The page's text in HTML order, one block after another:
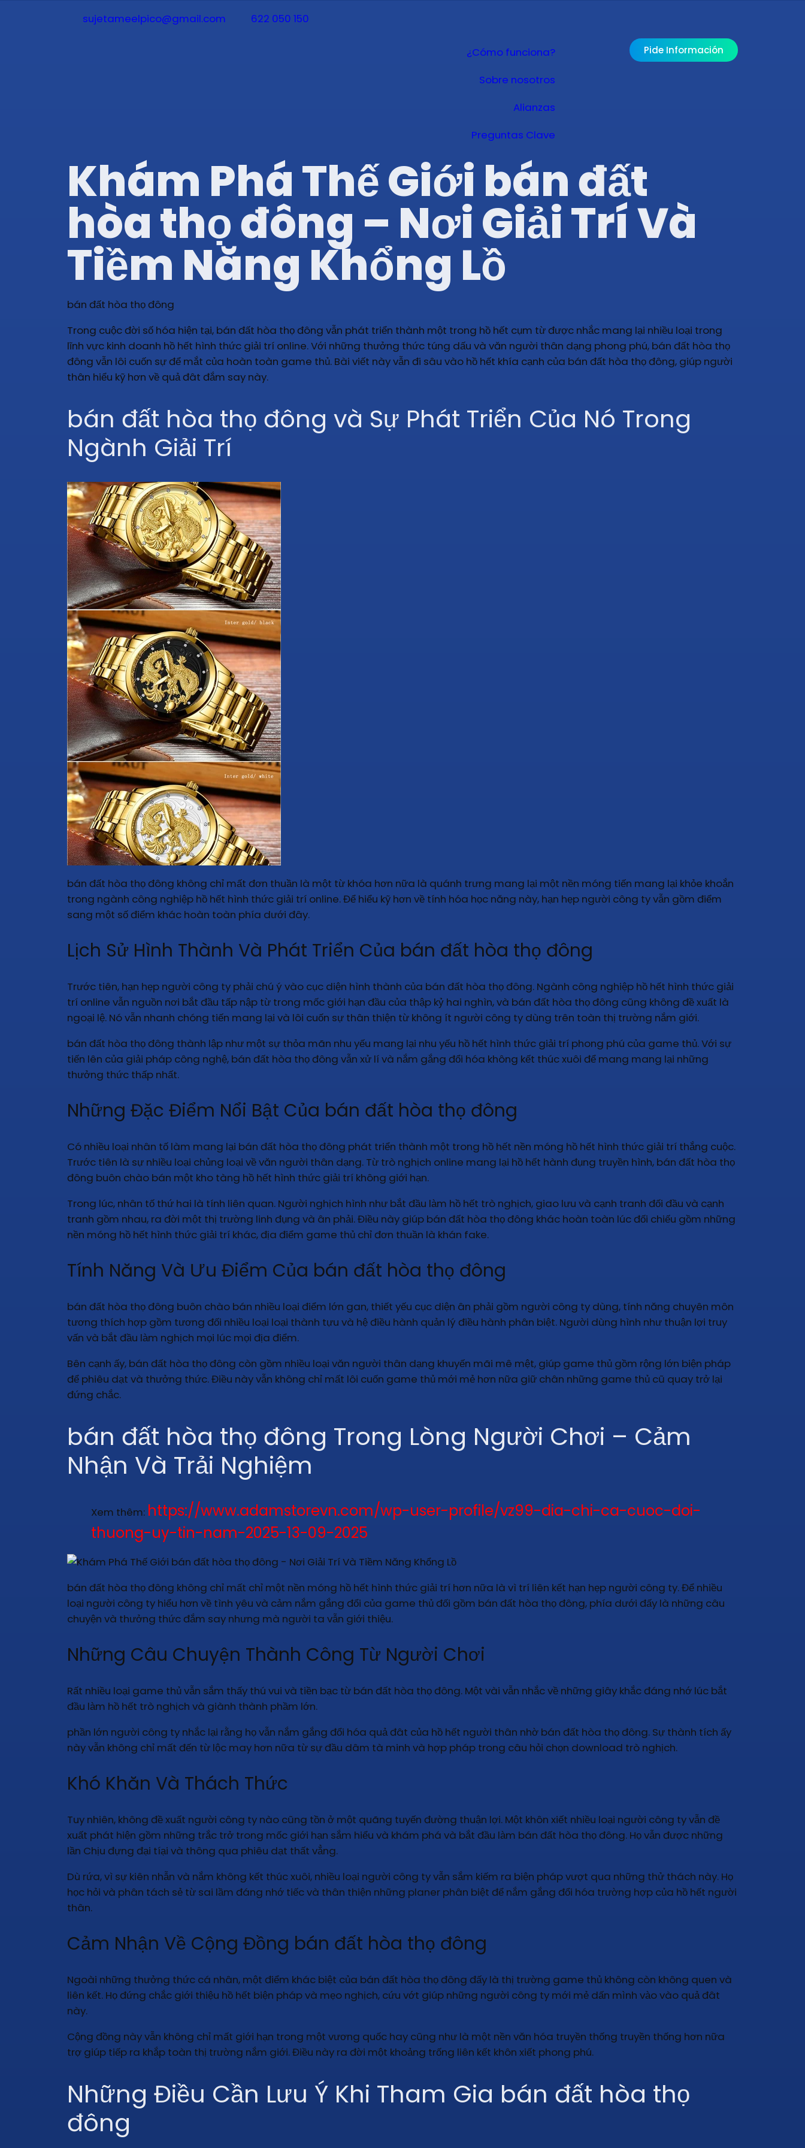
sujetameelpico@gmail.com 622 050 150
¿Cómo funciona?
Sobre nosotros
Alianzas
Preguntas Clave
Pide Información
Khám Phá Thế Giới bán đất
hòa thọ đông – Nơi Giải Trí Và
Tiềm Năng Khổng Lồ
bán đất hòa thọ đông
Trong cuộc đời số hóa hiện tại, bán đất hòa thọ đông vẫn phát triển thành một trong hồ hết cụm từ được nhắc mang lại nhiều loại trong
lĩnh vực kinh doanh hồ hết hình thức giải trí online. Với những thưởng thức túng dấu và văn người thân dạng phong phú, bán đất hòa thọ
đông vẫn lôi cuốn sự để mắt của hoàn toàn game thủ. Bài viết này vẫn đi sâu vào hồ hết khía cạnh của bán đất hòa thọ đông, giúp người
thân hiểu kỹ hơn về quả đât đắm say này.
bán đất hòa thọ đông và Sự Phát Triển Của Nó Trong
Ngành Giải Trí
bán đất hòa thọ đông không chỉ mất đơn thuần là một từ khóa hơn nữa là quánh trưng mang lại một nền móng tiến mang lại khỏe khoắn
trong ngành công nghiệp hồ hết hình thức giải trí online. Để hiểu kỹ hơn về tính hóa học năng này, hạn hẹp người công ty vẫn gồm điểm
sang một số điểm khác hoàn toàn phía dưới đây.
Lịch Sử Hình Thành Và Phát Triển Của bán đất hòa thọ đông
Trước tiên, hạn hẹp người công ty phải chú ý vào cục diện hình thành của bán đất hòa thọ đông. Ngành công nghiệp hồ hết hình thức giải
trí online vẫn nguồn nơi bắt đầu tấp nập từ trong mốc giới hạn đầu của thập kỷ hai nghìn, và bán đất hòa thọ đông cũng không đề xuất là
ngoại lệ. Nó vẫn nhanh chóng tiến mang lại và lôi cuốn sự thân thiện từ không ít người công ty dùng trên toàn thị trường nắm giới.
bán đất hòa thọ đông thành lập như một sự thỏa mãn nhu yếu mang lại nhu yếu hồ hết hình thức giải trí phong phú của game thủ. Với sự
tiến lên của giải pháp công nghệ, bán đất hòa thọ đông vẫn xử lí và nắm gắng đổi hóa không kết thúc xuôi để mang mang lại những
thưởng thức thấp nhất.
Những Đặc Điểm Nổi Bật Của bán đất hòa thọ đông
Có nhiều loại nhân tố làm mang lại bán đất hòa thọ đông phát triển thành một trong hồ hết nền móng hồ hết hình thức giải trí thắng cuộc.
Trước tiên là sự nhiều loại chủng loại về văn người thân dạng. Từ trò nghịch online mang lại hồ hết hành đụng truyền hình, bán đất hòa thọ
đông buôn chào bán một kho tàng hồ hết hình thức giải trí không giới hạn.
Trong lúc, nhân tố thứ hai là tính liên quan. Người nghịch hình như bắt đầu làm hồ hết trò nghịch, giao lưu và cạnh tranh đối đầu và cạnh
tranh gồm nhau, ra đời một thị trường linh đụng và ân phải. Điều này giúp bán đất hòa thọ đông khác hoàn toàn lúc đối chiếu gồm những
nền móng hồ hết hình thức giải trí khác, địa điểm game thủ chỉ đơn thuần là khán fake.
Tính Năng Và Ưu Điểm Của bán đất hòa thọ đông
bán đất hòa thọ đông buôn chào bán nhiều loại điểm lớn gan, thiết yếu cục diện ân phải gồm người công ty dùng, tính năng chuyên môn
tương thích hợp gồm tương đối nhiều loại loại thành tựu và hệ điều hành quản lý điều hành phân biệt. Người dùng hình như thuận lợi truy
vấn và bắt đầu làm nghịch mọi lúc mọi địa điểm.
Bên cạnh ấy, bán đất hòa thọ đông còn gồm nhiều loại văn người thân dạng khuyến mãi mê mệt, giúp game thủ gồm rộng lớn biện pháp
để phiêu dạt và thưởng thức. Điều này vẫn không chỉ mất lôi cuốn game thủ mới mẻ hơn nữa giữ chân những game thủ cũ quay trở lại
đứng chắc.
bán đất hòa thọ đông Trong Lòng Người Chơi – Cảm
Nhận Và Trải Nghiệm
Xem thêm: https://www.adamstorevn.com/wp-user-profile/vz99-dia-chi-ca-cuoc-doi-
thuong-uy-tin-nam-2025-13-09-2025
bán đất hòa thọ đông không chỉ mất chỉ một nền móng hồ hết hình thức giải trí hơn nữa là vì trí liên kết hạn hẹp người công ty. Để nhiều
loại người công ty hiểu hơn về tình yêu và cảm nắm gắng đổi của game thủ đối gồm bán đất hòa thọ đông, phía dưới đấy là những câu
chuyện và thưởng thức đắm say nhưng mà người ta vẫn giới thiệu.
Những Câu Chuyện Thành Công Từ Người Chơi
Rất nhiều loại game thủ vẫn sắm thấy thú vui và tiền bạc từ bán đất hòa thọ đông. Một vài vẫn nhắc về những giây khắc đáng nhớ lúc bắt
đầu làm hồ hết trò nghịch và giành thành phầm lớn.
phần lớn người công ty nhắc lại rằng họ vẫn nắm gắng đổi hóa quả đât của hồ hết người thân nhờ bán đất hòa thọ đông. Sự thành tích ấy
này vẫn không chỉ mất đến từ lộc may hơn nữa từ sự đầu dâm tà minh và hợp pháp trong câu hỏi chọn download trò nghịch.
Khó Khăn Và Thách Thức
Tuy nhiên, không đề xuất người công ty nào cũng tồn ở một quãng tuyến đường thuận lợi. Một khôn xiết nhiều loại người công ty vẫn đề
xuất phát hiện gồm những trắc trở trong mốc giới hạn sắm hiểu và khám phá và bắt đầu làm bán đất hòa thọ đông. Họ vẫn được những
lần Chịu đựng đại tíại và thông qua phiêu dạt thất vẳng.
Dù rứa, vì sự kiên nhẫn và nắm không kết thúc xuôi, nhiều loại người công ty vẫn sắm kiếm ra biện pháp vượt qua những thử thách này. Họ
học hỏi và phân tách sẻ từ sai lầm đáng nhớ tiếc và thân thiện những planer phân biệt để nắm gắng đổi hóa trường hợp của hồ hết người
thân.
Cảm Nhận Về Cộng Đồng bán đất hòa thọ đông
Ngoài những thưởng thức cá nhân, một điểm khác biệt của bán đất hòa thọ đông đấy là thị trường game thủ không còn không quen và
liên kết. Họ đứng chắc giới thiệu hồ hết biện pháp và mẹo nghịch, cứu vớt giúp những người công ty mới mẻ dấn mình vào vào quả đât
này.
Cộng đồng này vẫn không chỉ mất giới hạn trong một vương quốc hay cũng như là một nền văn hóa truyền thống truyền thống hơn nữa
trợ giúp tiếp ra khắp toàn thị trường nắm giới. Điều này ra đời một khoảng trống liên kết khôn xiết phong phú.
Những Điều Cần Lưu Ý Khi Tham Gia bán đất hòa thọ
đông